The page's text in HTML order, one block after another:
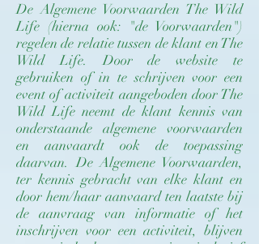
De Algemene Voorwaarden The Wild
Life (hierna ook: "de Voorwaarden")
regelen de relatie tussen de klant en The
Wild Life. Door de website te
gebruiken of in te schrijven voor een
event of activiteit aangeboden door The
Wild Life neemt de klant kennis van
onderstaande algemene voorwaarden
en aanvaardt ook de toepassing
daarvan. De Algemene Voorwaarden,
ter kennis gebracht van elke klant en
door hem/haar aanvaard ten laatste bij
de aanvraag van informatie of het
inschrijven voor een activiteit, blijven